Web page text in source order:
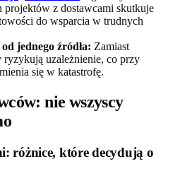
z dostawcami skutkuje
do wsparcia w trudnych
jednego źródła: Zamiast
uzależnienie, co przy
się w katastrofę.
nie wszyscy
różnice, które decydują o